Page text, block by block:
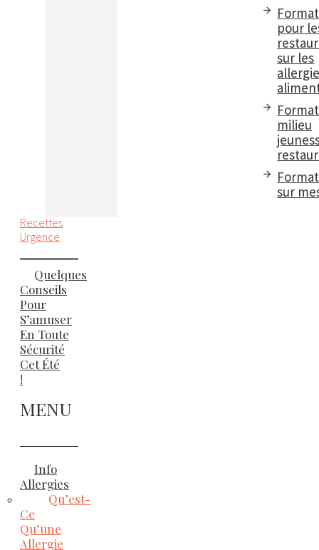
pour
sur les
milieu
sur
Recettes
Urgence
Quelques
Conseils
Pour
S’amuser
En Toute
Sécurité
Cet Été
!
MENU
Info
Allergies
Qu’est-
Ce
Qu’une
Allergie